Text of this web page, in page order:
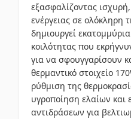
εξασφαλίζοντας
ενέργειας σε ολόκληρη
δημιουργεί
κοιλότητας που
για να σφουγγαρίσουν
θερμαντικό στοιχείο
ρύθμιση της
υγροποίηση ελαίων και
αντιδράσεων για